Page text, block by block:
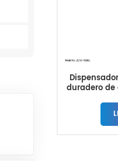
duradero